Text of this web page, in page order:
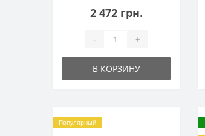
2 472 грн.
- +
В КОРЗИНУ
Популярный